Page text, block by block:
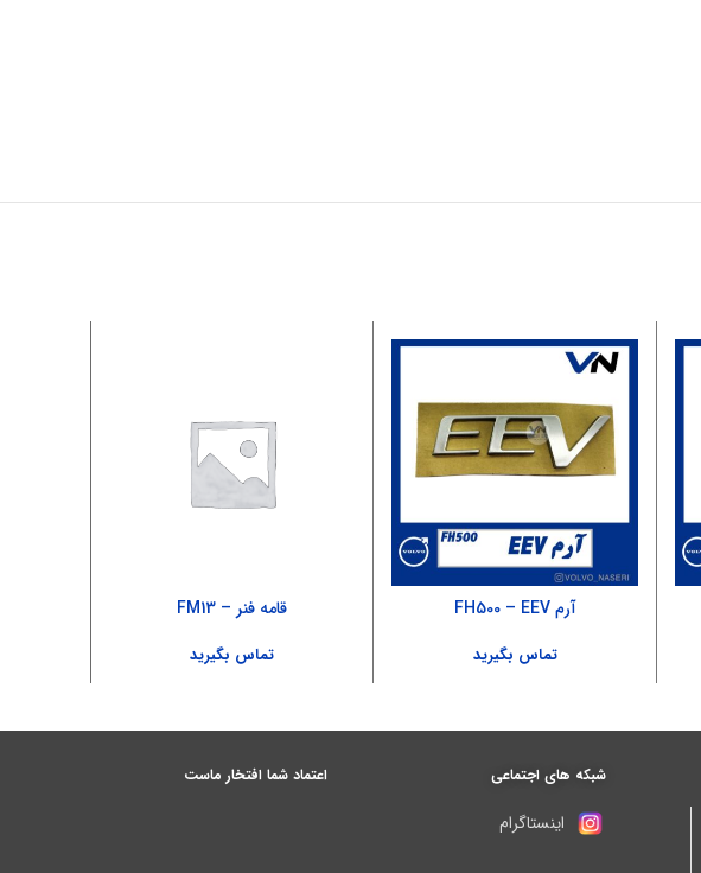
آرم FH500 – EEV
تماس بگیرید
قامه فنر – FM13
تماس بگیرید
شبکه های اجتماعی
اینستاگرام
اعتماد شما افتخار ماست